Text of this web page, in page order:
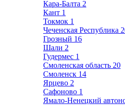
Кара-Балта 2
Кант 1
Токмок 1
Чеченская Республика
Грозный 16
Шали 2
Гудермес 1
Смоленская область 20
Смоленск 14
Ярцево 2
Сафоново 1
Ямало-Ненецкий